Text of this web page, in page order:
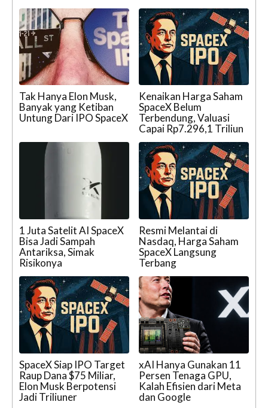
Tak Hanya Elon Musk,
Banyak yang Ketiban
Untung Dari IPO SpaceX
Kenaikan Harga Saham
SpaceX Belum
Terbendung, Valuasi
Capai Rp7.296,1 Triliun
1 Juta Satelit AI SpaceX
Bisa Jadi Sampah
Antariksa, Simak
Risikonya
Resmi Melantai di
Nasdaq, Harga Saham
SpaceX Langsung
Terbang
SpaceX Siap IPO Target
Raup Dana $75 Miliar,
Elon Musk Berpotensi
Jadi Triliuner
xAI Hanya Gunakan 11
Persen Tenaga GPU,
Kalah Efisien dari Meta
dan Google